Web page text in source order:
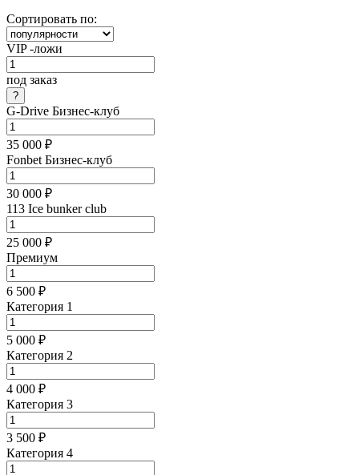
Сортировать по:
VIP -ложи
под заказ
G-Drive Бизнес-клуб
35 000 ₽
Fonbet Бизнес-клуб
30 000 ₽
113 Ice bunker club
25 000 ₽
Премиум
6 500 ₽
Категория 1
5 000 ₽
Категория 2
4 000 ₽
Категория 3
3 500 ₽
Категория 4